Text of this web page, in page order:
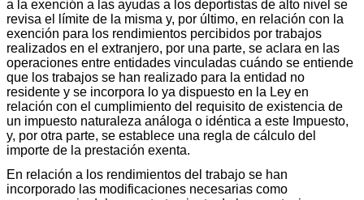
a la exención a las ayudas a los deportistas de alto nivel se
revisa el límite de la misma y, por último, en relación con la
exención para los rendimientos percibidos por trabajos
realizados en el extranjero, por una parte, se aclara en las
operaciones entre entidades vinculadas cuándo se entiende
que los trabajos se han realizado para la entidad no
residente y se incorpora lo ya dispuesto en la Ley en
relación con el cumplimiento del requisito de existencia de
un impuesto naturaleza análoga o idéntica a este Impuesto,
y, por otra parte, se establece una regla de cálculo del
importe de la prestación exenta.
En relación a los rendimientos del trabajo se han
incorporado las modificaciones necesarias como